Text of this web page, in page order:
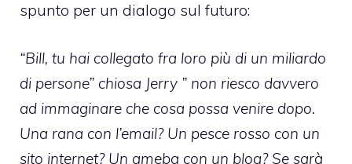
spunto per un dialogo sul futuro:
“Bill, tu hai collegato fra loro più di un miliardo
di persone” chiosa Jerry ” non riesco davvero
ad immaginare che cosa possa venire dopo.
Una rana con l’email? Un pesce rosso con un
sito internet? Un ameba con un blog? Se sarà